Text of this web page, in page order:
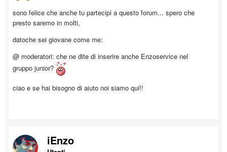
sono felice che anche tu partecipi a questo forum... spero che
presto saremo in molti,
datoche sei giovane come me:
@ moderatori: che ne dite di inserire anche Enzoservice nel
gruppo junior?
ciao e se hai bisogno di aiuto noi siamo qui!!
iEnzo